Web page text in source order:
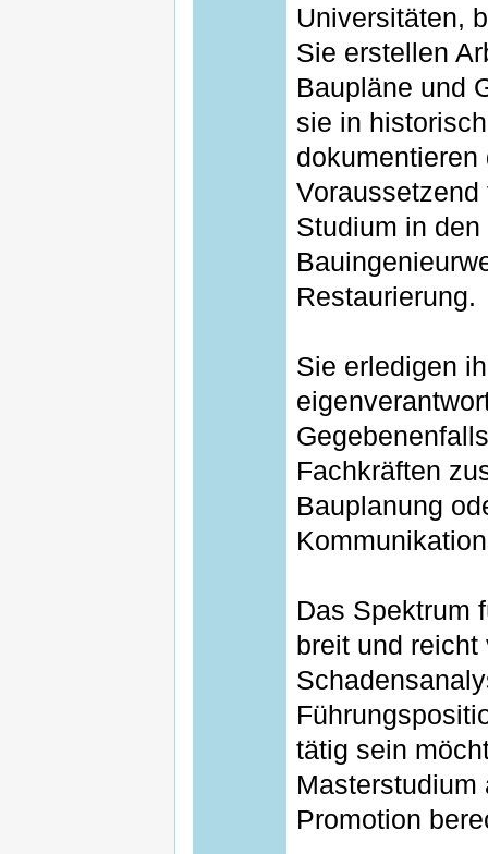
Universitäten,
Sie erstellen
Baupläne und
sie in
dokumentieren
Studium in
Restaurierung.
Sie erledigen
Fachkräften
Bauplanung
Das Spektrum
breit und
tätig sein
Promotion